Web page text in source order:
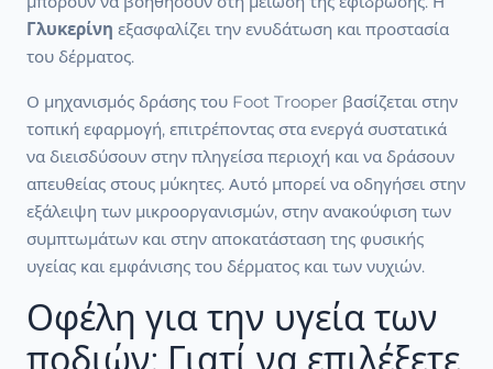
Γλυκερίνη εξασφαλίζει την ενυδάτωση και προστασία
του δέρματος.
Ο μηχανισμός δράσης του Foot Trooper βασίζεται στην
τοπική εφαρμογή, επιτρέποντας στα ενεργά συστατικά
να διεισδύσουν στην πληγείσα περιοχή και να δράσουν
απευθείας στους μύκητες. Αυτό μπορεί να οδηγήσει στην
εξάλειψη των μικροοργανισμών, στην ανακούφιση των
συμπτωμάτων και στην αποκατάσταση της φυσικής
υγείας και εμφάνισης του δέρματος και των νυχιών.
Οφέλη για την υγεία των
ποδιών: Γιατί να επιλέξετε